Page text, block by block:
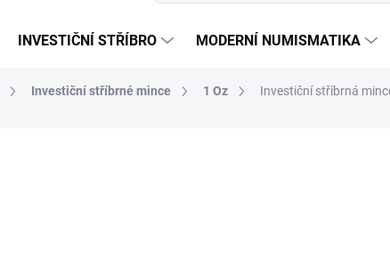
INVESTIČNÍ STŘÍBRO MODERNÍ NUMISMATIKA
Investiční stříbrné mince 1 Oz Investiční stříbrná